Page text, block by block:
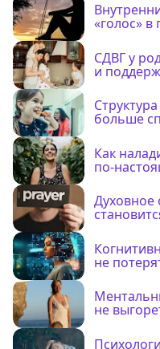
«голос» в
СДВГ у
и
больше
Как
по-
Духовное
не
не